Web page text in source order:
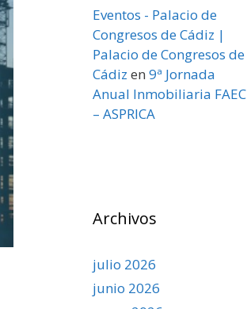
Eventos - Palacio de
Congresos de Cádiz |
Palacio de Congresos de
Cádiz en 9ª Jornada
Anual Inmobiliaria FAEC
– ASPRICA
Archivos
julio 2026
junio 2026